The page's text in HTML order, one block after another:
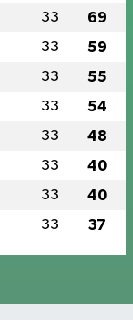
33 69
33 59
33 55
33 54
33 48
33 40
33 40
33 37